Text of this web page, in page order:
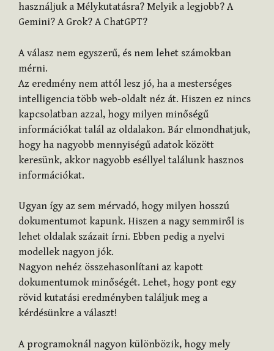
használjuk a Mélykutatásra? Melyik a legjobb? A
Gemini? A Grok? A ChatGPT?
A válasz nem egyszerű, és nem lehet számokban
mérni.
Az eredmény nem attól lesz jó, ha a mesterséges
intelligencia több web-oldalt néz át. Hiszen ez nincs
kapcsolatban azzal, hogy milyen minőségű
információkat talál az oldalakon. Bár elmondhatjuk,
hogy ha nagyobb mennyiségű adatok között
keresünk, akkor nagyobb eséllyel találunk hasznos
információkat.
Ugyan így az sem mérvadó, hogy milyen hosszú
dokumentumot kapunk. Hiszen a nagy semmiről is
lehet oldalak százait írni. Ebben pedig a nyelvi
modellek nagyon jók.
Nagyon nehéz összehasonlítani az kapott
dokumentumok minőségét. Lehet, hogy pont egy
rövid kutatási eredményben találjuk meg a
kérdésünkre a választ!
A programoknál nagyon különbözik, hogy mely